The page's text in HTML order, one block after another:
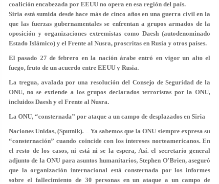
coalición encabezada por EEUU no opera en esa región del país.
Siria está sumida desde hace más de cinco años en una guerra civil en la
que las fuerzas gubernamentales se enfrentan a grupos armados de la
oposición y organizaciones extremistas como Daesh (autodenominado
Estado Islámico) y el Frente al Nusra, proscritas en Rusia y otros países.
El pasado 27 de febrero en la nación árabe entró en vigor un alto el
fuego, fruto de un acuerdo entre EEUU y Rusia.
La tregua, avalada por una resolución del Consejo de Seguridad de la
ONU, no se extiende a los grupos declarados terroristas por la ONU,
incluidos Daesh y el Frente al Nusra.
La ONU, “consternada” por ataque a un campo de desplazados en Siria
Naciones Unidas, (Sputnik). – Ya sabemos que la ONU siempre expresa su
“consternación” cuando coincide con los intereses norteamericanos. En
el resto de los casos, ni está ni se la espera, Así. el secretario general
adjunto de la ONU para asuntos humanitarios, Stephen O'Brien, aseguró
que la organización internacional está consternada por los informes
sobre el fallecimiento de 30 personas en un ataque a un campo de